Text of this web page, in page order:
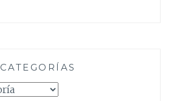
CATEGORÍAS